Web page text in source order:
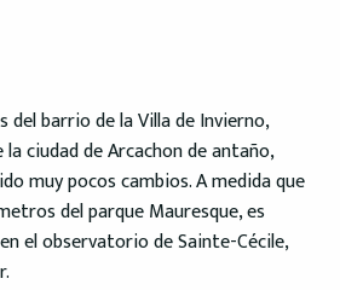
del barrio de la Villa de Invierno,
ciudad de Arcachon de antaño,
muy pocos cambios. A medida que
del parque Mauresque, es
el observatorio de Sainte-Cécile,